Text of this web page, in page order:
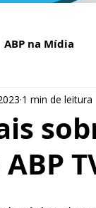
ABP na Mídia
Setembro
1 min de leitura